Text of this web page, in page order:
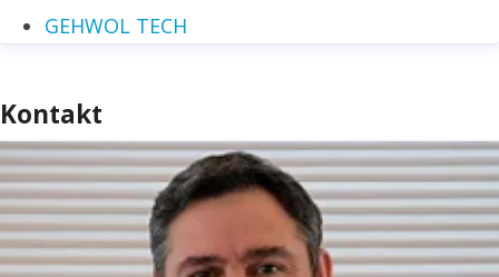
GEHWOL TECH
Kontakt